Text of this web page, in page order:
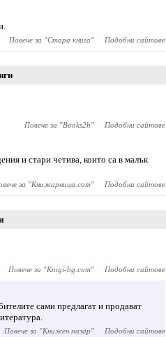
Повече за "Стара книга" Подобни сайтове
Повече за "Books2h" Подобни сайтове
и стари четива, които са в малък
за "Книжарница.com" Подобни сайтове
Повече за "Knigi-bg.com" Подобни сайтове
сами предлагат и продават
Повече за "Книжен пазар" Подобни сайтове